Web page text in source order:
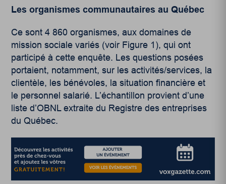
Les organismes communautaires au Québec
Ce sont 4 860 organismes, aux domaines de
mission sociale variés (voir Figure 1), qui ont
participé à cette enquête. Les questions posées
portaient, notamment, sur les activités/services, la
clientèle, les bénévoles, la situation financière et
le personnel salarié. L’échantillon provient d’une
liste d’OBNL extraite du Registre des entreprises
du Québec.